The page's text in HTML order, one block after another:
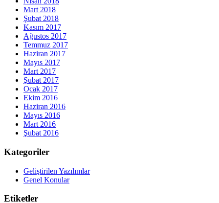
Mart 2018
Şubat 2018
Kasım 2017
Ağustos 2017
Temmuz 2017
Haziran 2017
Mayıs 2017
Mart 2017
Şubat 2017
Ocak 2017
Ekim 2016
Haziran 2016
Mayıs 2016
Mart 2016
Şubat 2016
Kategoriler
Geliştirilen Yazılımlar
Genel Konular
Etiketler